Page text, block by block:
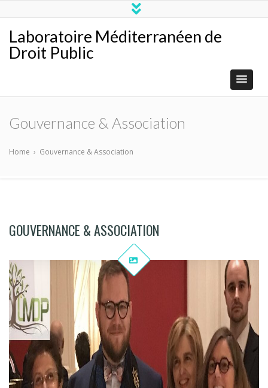
Laboratoire Méditerranéen de
Droit Public
Gouvernance & Association
Home › Gouvernance & Association
GOUVERNANCE & ASSOCIATION